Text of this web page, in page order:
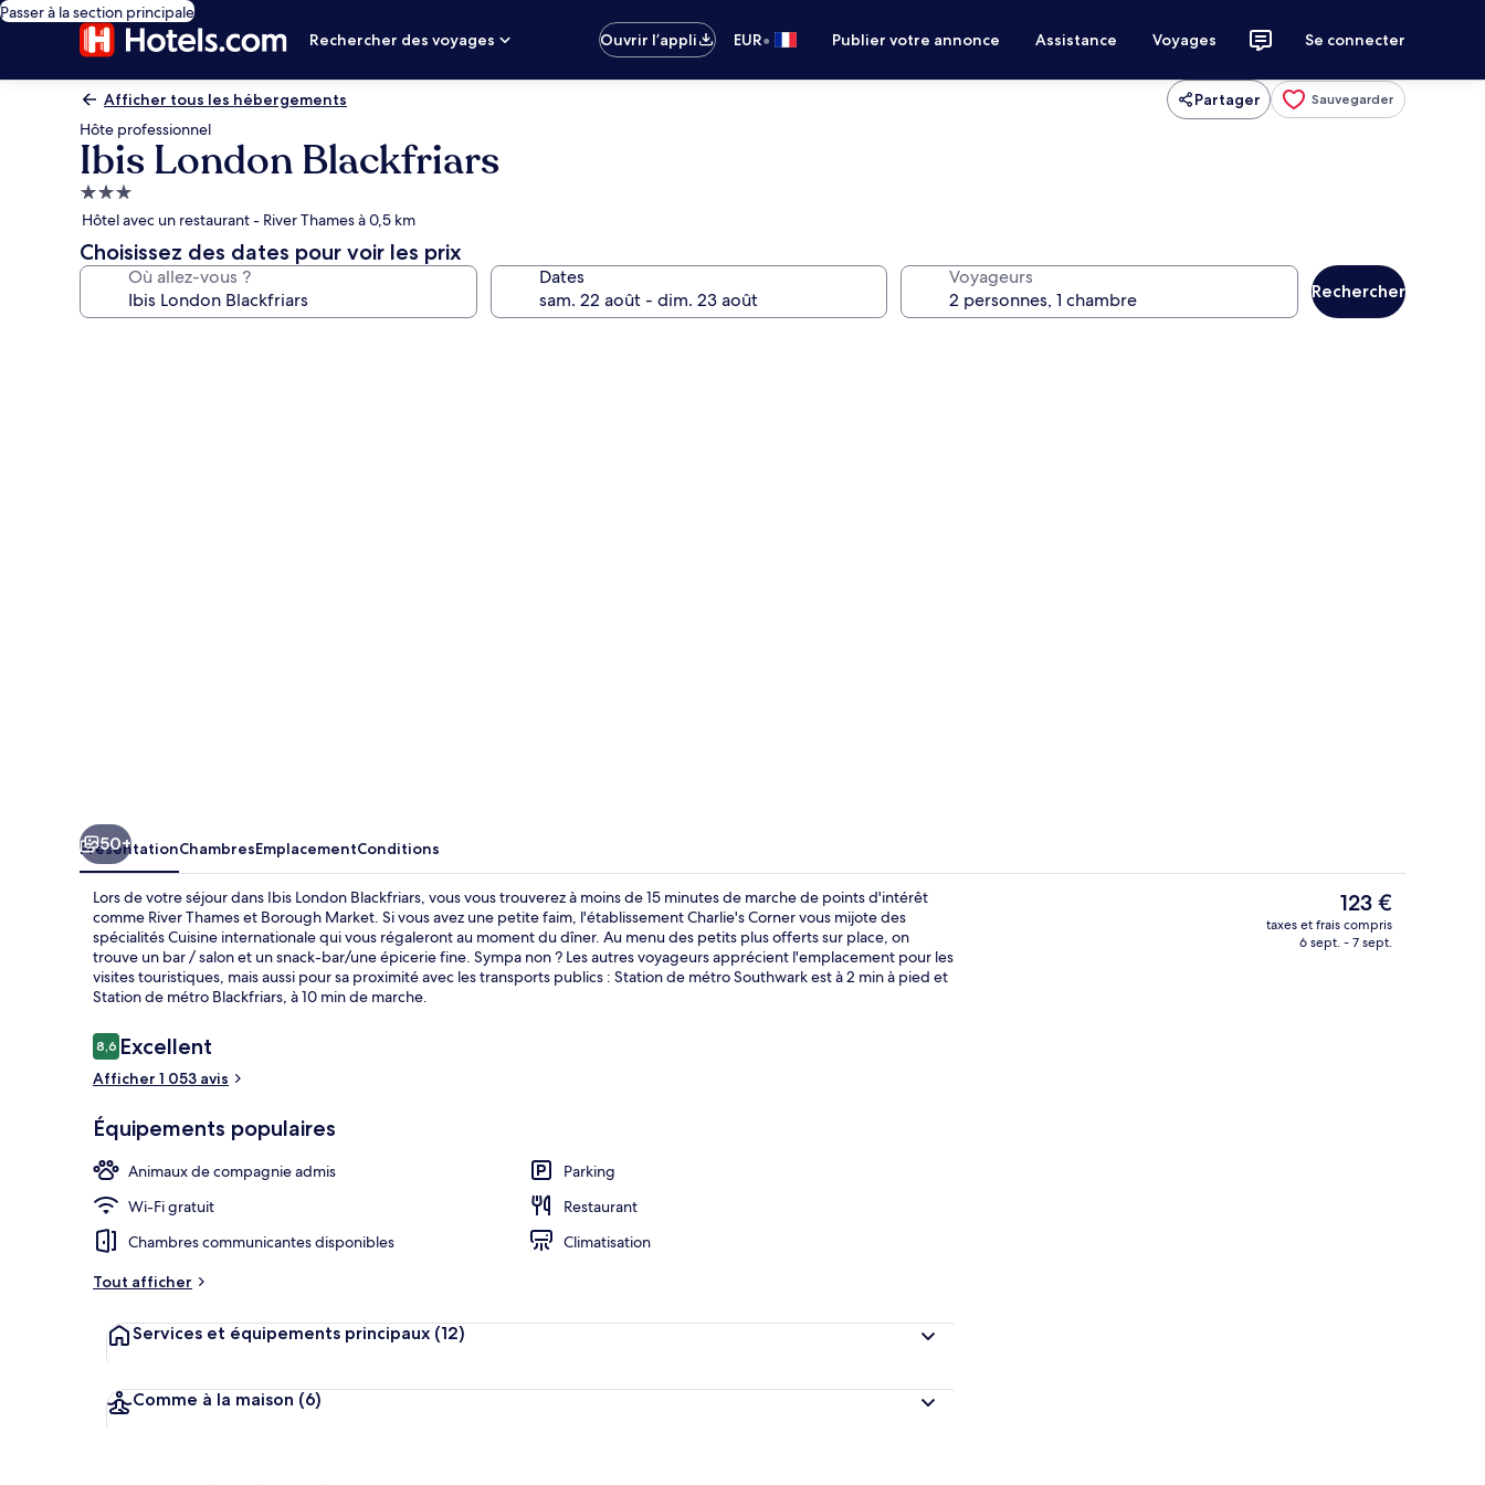
Passer à la section principale
Rechercher des voyages
Ouvrir l’appli EUR• Publier votre annonce Assistance Voyages Se connecter
Afficher tous les hébergements Partager Sauvegarder
Hôte professionnel
Ibis London Blackfriars
Hébergement
3.0 étoiles
Hôtel avec un restaurant - River Thames à 0,5 km
Choisissez des dates pour voir les prix
Où allez-vous ? Dates Voyageurs
Rechercher
Extérieur Chambre Double, 1 lit double, vue
50+
PrésentationChambresEmplacementConditions
Lors de votre séjour dans Ibis London Blackfriars, vous vous trouverez à moins de 15 minutes de marche de points d'intérêt
comme River Thames et Borough Market. Si vous avez une petite faim, l'établissement Charlie's Corner vous mijote des
spécialités Cuisine internationale qui vous régaleront au moment du dîner. Au menu des petits plus offerts sur place, on
trouve un bar / salon et un snack-bar/une épicerie fine. Sympa non ? Les autres voyageurs apprécient l'emplacement pour les
visites touristiques, mais aussi pour sa proximité avec les transports publics : Station de métro Southwark est à 2 min à pied et
Station de métro Blackfriars, à 10 min de marche.
Avis
voyageurs
8,68,6 sur 10
Excellent
Afficher 1 053 avis
Équipements populaires
Animaux de compagnie admis
Parking
Wi-Fi gratuit
Restaurant
Chambres communicantes disponibles
Climatisation
Tout afficher
Services et équipements principaux (12)
Comme à la maison (6)
Le
prix
actuel
123 €
taxes et frais compris
6 sept. - 7 sept.